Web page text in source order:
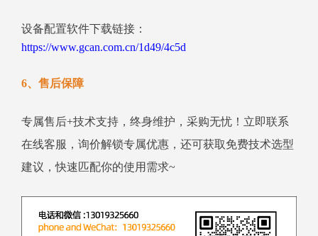
设备配置软件下载链接：
https://www.gcan.com.cn/1d49/4c5d
6、售后保障
专属售后+技术支持，终身维护，采购无忧！立即联系
在线客服，询价解锁专属优惠，还可获取免费技术选型
建议，快速匹配你的使用需求~